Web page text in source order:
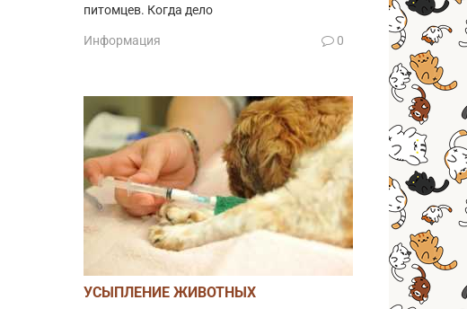
питомцев. Когда дело
Информация 0
УСЫПЛЕНИЕ ЖИВОТНЫХ